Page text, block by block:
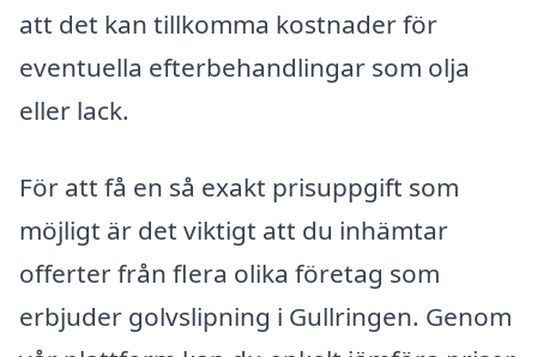
att det kan tillkomma kostnader för
eventuella efterbehandlingar som olja
eller lack.
För att få en så exakt prisuppgift som
möjligt är det viktigt att du inhämtar
offerter från flera olika företag som
erbjuder golvslipning i Gullringen. Genom